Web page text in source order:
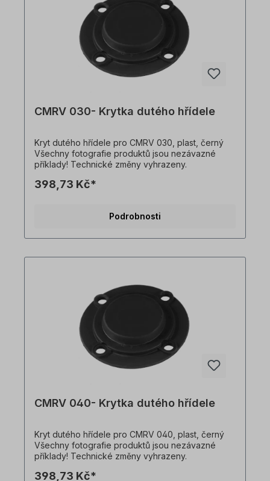
CMRV 030- Krytka dutého hřídele
Kryt dutého hřídele pro CMRV 030, plast, černý
Všechny fotografie produktů jsou nezávazné
příklady! Technické změny vyhrazeny.
398,73 Kč*
Podrobnosti
CMRV 040- Krytka dutého hřídele
Kryt dutého hřídele pro CMRV 040, plast, černý
Všechny fotografie produktů jsou nezávazné
příklady! Technické změny vyhrazeny.
398,73 Kč*